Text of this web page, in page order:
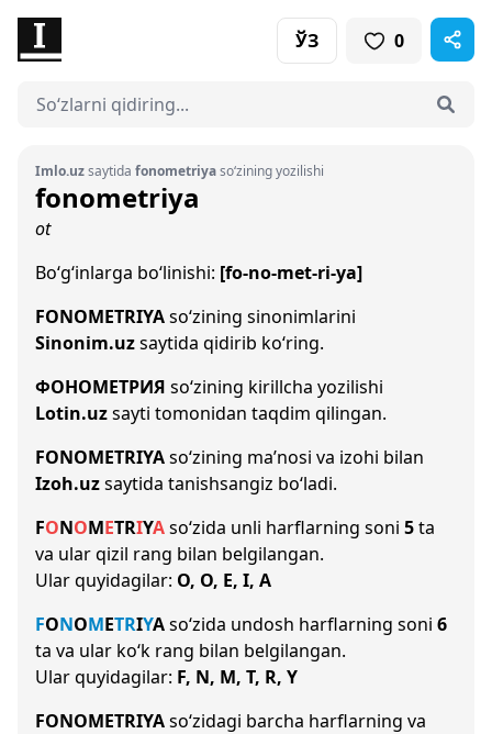
ЎЗ 0
Imlo.uzsaytida fonometriyaso‘zining yozilishi
fonometriya
ot
Bo‘g‘inlarga bo‘linishi: [fo-no-met-ri-ya]
FONOMETRIYAso‘zining sinonimlarini
Sinonim.uzsaytida qidirib ko‘ring.
ФОНОМЕТРИЯ so‘zining kirillcha yozilishi
Lotin.uzsayti tomonidan taqdim qilingan.
FONOMETRIYAso‘zining ma’nosi va izohi bilan
Izoh.uzsaytida tanishsangiz bo‘ladi.
FONOMETRIYAso‘zida unli harflarning soni 5ta
va ular qizil rang bilan belgilangan.
Ular quyidagilar: O, O, E, I, A
FONOMETRIYAso‘zida undosh harflarning soni 6
ta va ular ko‘k rang bilan belgilangan.
Ular quyidagilar: F, N, M, T, R, Y
FONOMETRIYAso‘zidagi barcha harflarning va